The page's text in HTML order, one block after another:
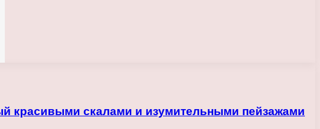
красивыми скалами и изумительными пейзажами